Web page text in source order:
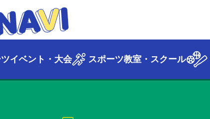
イベント・大会 スポーツ教室・スクール